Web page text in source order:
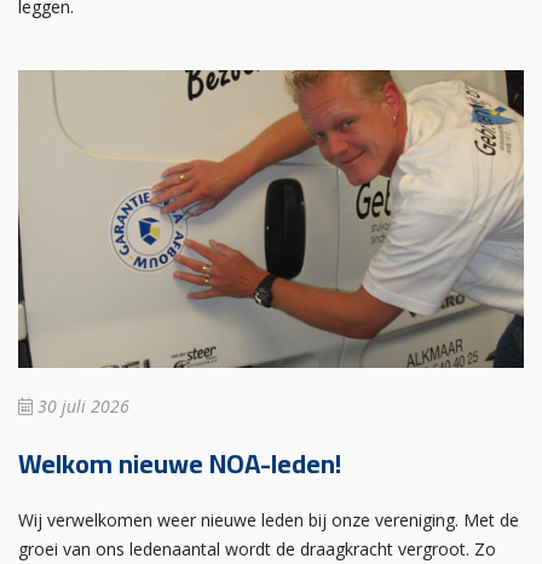
leggen.
30 juli 2026
Welkom nieuwe NOA-leden!
Wij verwelkomen weer nieuwe leden bij onze vereniging. Met de
groei van ons ledenaantal wordt de draagkracht vergroot. Zo